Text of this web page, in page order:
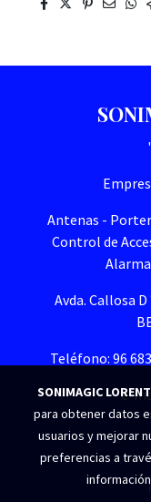
Antenas -
Control de
Avda. Callosa
Teléfono: 96
e-
SONIMAGIC
para obtener datos
usuarios y mejorar
preferencias a